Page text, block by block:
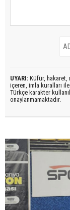
UYARI: Küfür, hakaret,
içeren, imla kuralları ile
Türkçe karakter
onaylanmamaktadır.